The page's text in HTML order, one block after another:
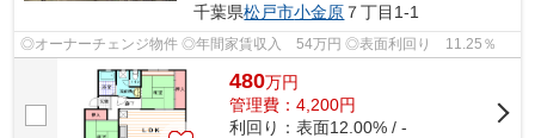
千葉県松戸市小金原 ７丁目1-1
◎オーナーチェンジ物件 ◎年間家賃収入 54万円 ◎表面利回り 11.25％
480万円
管理費：4,200円
利回り：表面12.00% / -